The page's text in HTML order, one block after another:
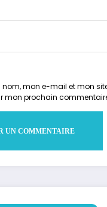
nom, mon e-mail et mon
mon prochain